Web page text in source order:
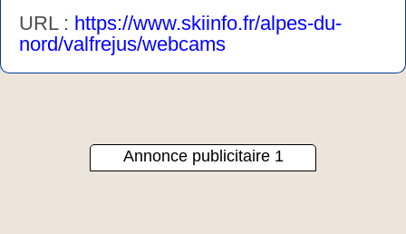
URL : https://www.skiinfo.fr/alpes-du-
nord/valfrejus/webcams
Annonce publicitaire 1